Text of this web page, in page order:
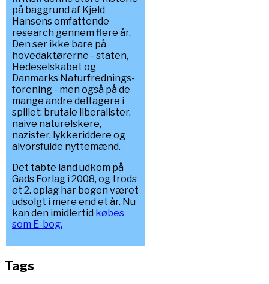
på baggrund af Kjeld
Hansens omfattende
research gennem flere år.
Den ser ikke bare på
hovedaktørerne - staten,
Hedeselskabet og
Danmarks Naturfrednings-
forening - men også på de
mange andre deltagere i
spillet: brutale liberalister,
naive naturelskere,
nazister, lykkeriddere og
alvorsfulde nyttemænd.
Det tabte land udkom på
Gads Forlag i 2008, og trods
et 2. oplag har bogen været
udsolgt i mere end et år. Nu
kan den imidlertid købes
som E-bog.
Tags